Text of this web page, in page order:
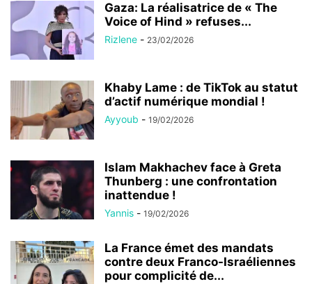
Gaza: La réalisatrice de « The
Voice of Hind » refuses...
Rizlene - 23/02/2026
Khaby Lame : de TikTok au statut
d’actif numérique mondial !
Ayyoub - 19/02/2026
Islam Makhachev face à Greta
Thunberg : une confrontation
inattendue !
Yannis - 19/02/2026
La France émet des mandats
contre deux Franco-Israéliennes
pour complicité de...